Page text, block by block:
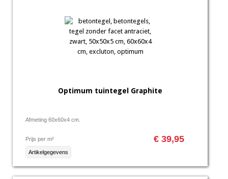
Optimum tuintegel Graphite
Afmeting 60x60x4 cm.
Prijs per m² € 39,95
Artikelgegevens